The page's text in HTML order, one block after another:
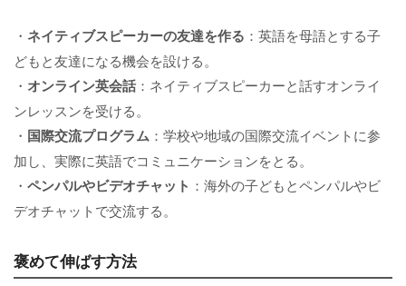
・ ネイティブスピーカーの友達を作る ：英語を母語とする子
どもと友達になる機会を設ける。
・ オンライン英会話：ネイティブスピーカーと話すオンライ
ンレッスンを受ける。
・ 国際交流プログラム ：学校や地域の国際交流イベントに参
加し、実際に英語でコミュニケーションをとる。
・ ペンパルやビデオチャット ：海外の子どもとペンパルやビ
デオチャットで交流する。
褒めて伸ばす方法